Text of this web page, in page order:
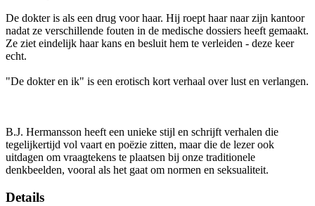
De dokter is als een drug voor haar. Hij roept haar naar zijn kantoor
nadat ze verschillende fouten in de medische dossiers heeft gemaakt.
Ze ziet eindelijk haar kans en besluit hem te verleiden - deze keer
echt.
"De dokter en ik" is een erotisch kort verhaal over lust en verlangen.
B.J. Hermansson heeft een unieke stijl en schrijft verhalen die
tegelijkertijd vol vaart en poëzie zitten, maar die de lezer ook
uitdagen om vraagtekens te plaatsen bij onze traditionele
denkbeelden, vooral als het gaat om normen en seksualiteit.
Details